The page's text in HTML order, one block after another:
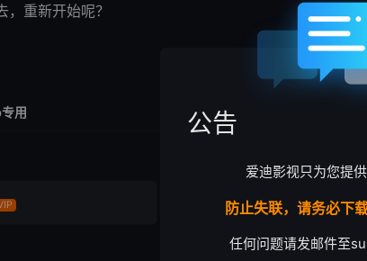
，重新开始呢？
用 公告
爱迪影视只为您提供
防止失联，请务必下
任何问题请发邮件至